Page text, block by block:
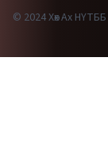
© 2024 Хөх Ах НҮТББ